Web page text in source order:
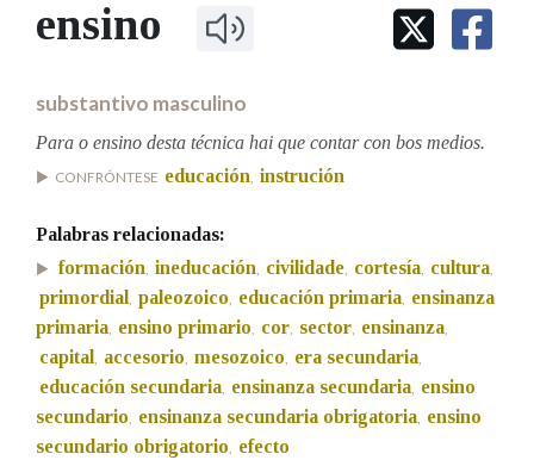
IDENTIDADE CORPORATIVA
MARCIAL DEL ADALID
FIGURAS HOMENAXEADAS
PRIMAVERA DAS LETRAS
PORTAL DAS PALABRAS
Facebook
TwitterYoutubeInstagram
Bluesky
BUSCAR NOS LEMAS
Remata por
Contén
BUSCAR NO CONTIDO
Nas definicións
ensino
substantivo masculino
Para o ensino desta técnica hai que contar con bos medios.
CONFRÓNTESE educación, instrución
Palabras relacionadas:
formación, ineducación, civilidade, cortesía, cultura,
primordial , paleozoico, educación primaria, ensinanza
primaria, ensino primario, cor, sector, ensinanza,
capital , accesorio, mesozoico, era secundaria,
educación secundaria, ensinanza secundaria, ensino
secundario, ensinanza secundaria obrigatoria, ensino
secundario obrigatorio, efecto